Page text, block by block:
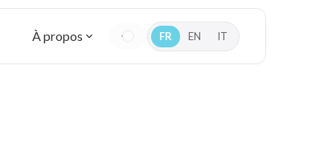
À propos FR EN IT